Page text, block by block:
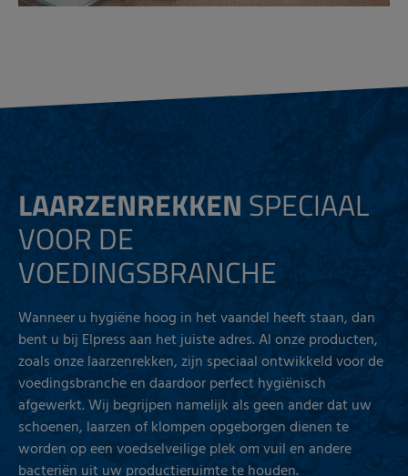
LAARZENREKKEN SPECIAAL
VOOR DE
VOEDINGSBRANCHE
Wanneer u hygiëne hoog in het vaandel heeft staan, dan
bent u bij Elpress aan het juiste adres. Al onze producten,
zoals onze laarzenrekken, zijn speciaal ontwikkeld voor de
voedingsbranche en daardoor perfect hygiënisch
afgewerkt. Wij begrijpen namelijk als geen ander dat uw
schoenen, laarzen of klompen opgeborgen dienen te
worden op een voedselveilige plek om vuil en andere
bacteriën uit uw productieruimte te houden.